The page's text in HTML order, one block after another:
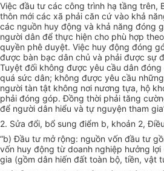
Việc đầu tư các công trình hạ tầng trên,
thôn mới các xã phải căn cứ vào khả
các nguồn huy động và khả năng đóng
người dân để thực hiện cho phù hợp
quyền phê duyệt. Việc huy động đóng
được bàn bạc dân chủ và phải được sự
Tuyệt đối không được yêu cầu dân
quá sức dân; không được yêu cầu
người tàn tật không nơi nương tựa, hộ
phải đóng góp. Đồng thời phải tăng
để người dân hiểu và tự nguyện tham
2. Sửa đổi, bổ sung điểm b, khoản 2,
“b) Đầu tư mở rộng: nguồn vốn đầu tư
vốn huy động từ doanh nghiệp hưởng
gia (gồm dân hiến đất toàn bộ, tiền, vật